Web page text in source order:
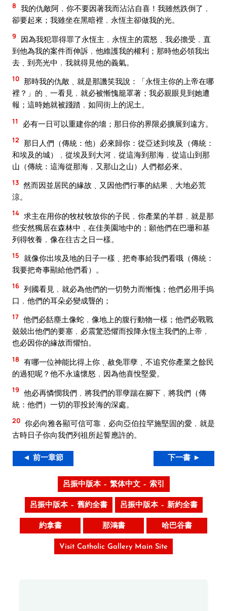
8 我的仇敵阿﹐你不要因著我而沾沾自喜！我雖然跌倒了﹐
卻要起來；我雖坐在黑暗裡﹐永恆主卻做我的光。
9
因為我犯罪得罪了永恆主﹐永恆主的震怒﹑我必擔受﹐直
到他為我的案件而伸訴﹐他維護我的權利；那時他必領我出
去﹑到亮光中﹐我就得見他的義氣。
10 那時我的仇敵﹑就是那譏笑我說：「永恆主你的上帝在哪
裡？」的﹑一看見﹐就必被慚愧籠罩著；我必親眼見到她遭
報；這時她就被踐踏﹐如同街上的泥土。
11 必有一日可以重建你的墻；那日你的界限必擴展到遠方。
12 那日人們（傳統：他）必來歸你：從亞述到埃及（傳統：
和埃及的城）﹐從埃及到大河﹐從這海到那海﹐從這山到那
山（傳統：這海從那海﹐又那山之山）人們都必來。
13 然而因並居民的緣故﹑又因他們行事的結果﹑大地必荒
涼。
14 求主在用你的牧杖牧放你的子民﹐你產業的羊群﹐就是那
些安然獨居在森林中﹑在佳美園地中的；願他們在巴珊和基
列得牧養﹐像在往古之日一樣。
15 就像你出埃及地的日子一樣﹑把奇事給我們看哦（傳統：
我要把奇事顯給他們看）。
16 列國看見﹐就必為他們的一切勢力而慚愧；他們必用手摀
口﹐他們的耳朵必變成聾的；
17 他們必餂塵土像蛇﹐像地上的腹行動物一樣；他們必戰戰
兢兢出他們的要塞﹐必震驚恐懼而投降永恆主我們的上帝﹐
也必因你的緣故而懼怕。
18 有哪一位神能比得上你﹑赦免罪孽﹑不追究你產業之餘民
的過犯呢？他不永遠懷怒﹐因為他喜悅堅愛。
19 他必再憐憫我們﹐將我們的罪孽踹在腳下﹐將我們（傳
統：他們）一切的罪投於海的深處。
20 你必向雅各顯可信可靠﹐必向亞伯拉罕施堅固的愛﹐就是
古時日子你向我們列祖所起誓應許的。
◄ 前一章節 下一書 ►
呂振中版本 – 繁体中文 – 索引
呂振中版本 – 舊約全書 呂振中版本 – 新約全書
約拿書 那鴻書 哈巴谷書
Visit Catholic Gallery Main Site